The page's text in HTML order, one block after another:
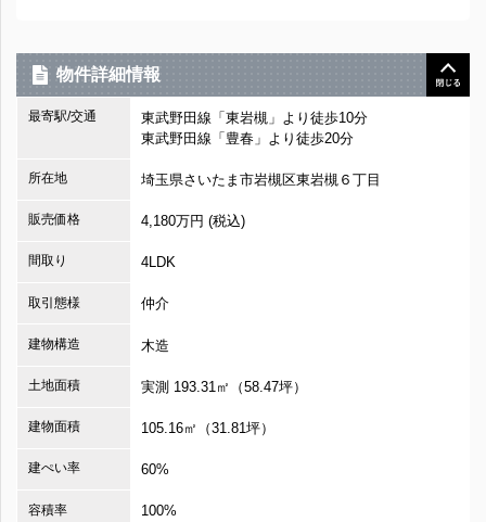
物件詳細情報
最寄駅/交通
東武野田線「東岩槻」より徒歩10分
東武野田線「豊春」より徒歩20分
所在地 埼玉県さいたま市岩槻区東岩槻６丁目
販売価格 4,180万円 (税込)
間取り 4LDK
取引態様 仲介
建物構造 木造
土地面積 実測 193.31㎡（58.47坪）
建物面積 105.16㎡（31.81坪）
建ぺい率 60%
容積率 100%